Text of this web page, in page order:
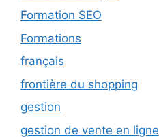
Formation SEO
Formations
français
frontière du shopping
gestion
gestion de vente en ligne